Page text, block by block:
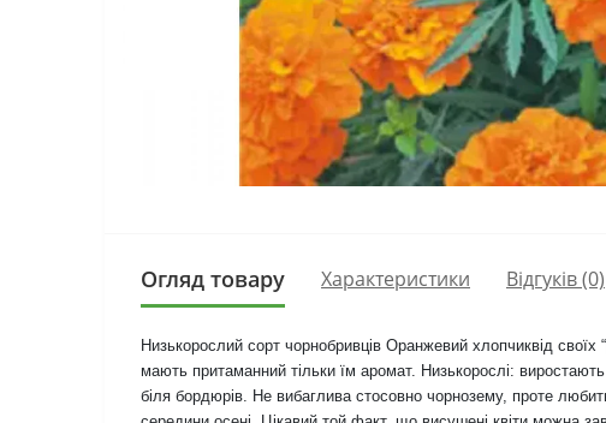
Огляд товару Характеристики Відгуків (0)
Низькорослий сорт чорнобривців Оранжевий хлопчиквід своїх
мають притаманний тільки їм аромат. Низькорослі:
біля бордюрів. Не вибаглива стосовно чорнозему, проте